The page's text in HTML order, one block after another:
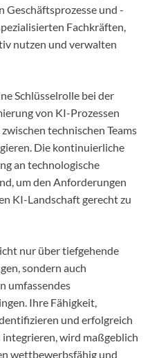
und -
Fachkräften,
nutzen und verwalten
Schlüsselrolle bei der
von KI-Prozessen
technischen Teams
Die kontinuierliche
an technologische
um den Anforderungen
KI-Landschaft gerecht zu
nur über tiefgehende
sondern auch
umfassendes
Ihre Fähigkeit,
und erfolgreich
wird maßgeblich
wettbewerbsfähig und